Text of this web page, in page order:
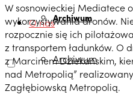
Archiwum
O nas
Archiwum
W sosnowieckiej Mediatece
wykorzystywania dronów.
rozpocznie się ich
z transportem ładunków. O
z Marcinem Dziekańskim,
nad Metropolią”
Zagłębiowską Metropolią.